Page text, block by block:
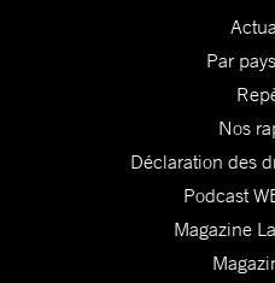
Par
Nos
Déclaration des
Podcast
Magazine